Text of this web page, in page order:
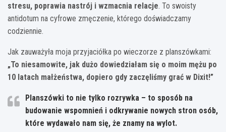
stresu, poprawia nastrój i wzmacnia relacje. To swoisty
antidotum na cyfrowe zmęczenie, którego doświadczamy
codziennie.
Jak zauważyła moja przyjaciółka po wieczorze z planszówkami:
„To niesamowite, jak dużo dowiedziałam się o moim mężu po
10 latach małżeństwa, dopiero gdy zaczęliśmy grać w Dixit!”
Planszówki to nie tylko rozrywka – to sposób na
budowanie wspomnień i odkrywanie nowych stron osób,
które wydawało nam się, że znamy na wylot.